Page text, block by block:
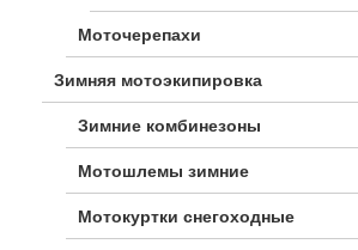
Моточерепахи
Зимняя мотоэкипировка
Зимние комбинезоны
Мотошлемы зимние
Мотокуртки снегоходные